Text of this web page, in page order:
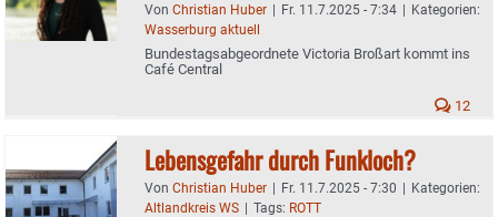
Von Christian Huber | Fr. 11.7.2025 - 7:34 | Kategorien:
Wasserburg aktuell
Bundestagsabgeordnete Victoria Broßart kommt ins
Café Central
12
Lebensgefahr durch Funkloch?
Von Christian Huber | Fr. 11.7.2025 - 7:30 | Kategorien:
Altlandkreis WS | Tags: ROTT